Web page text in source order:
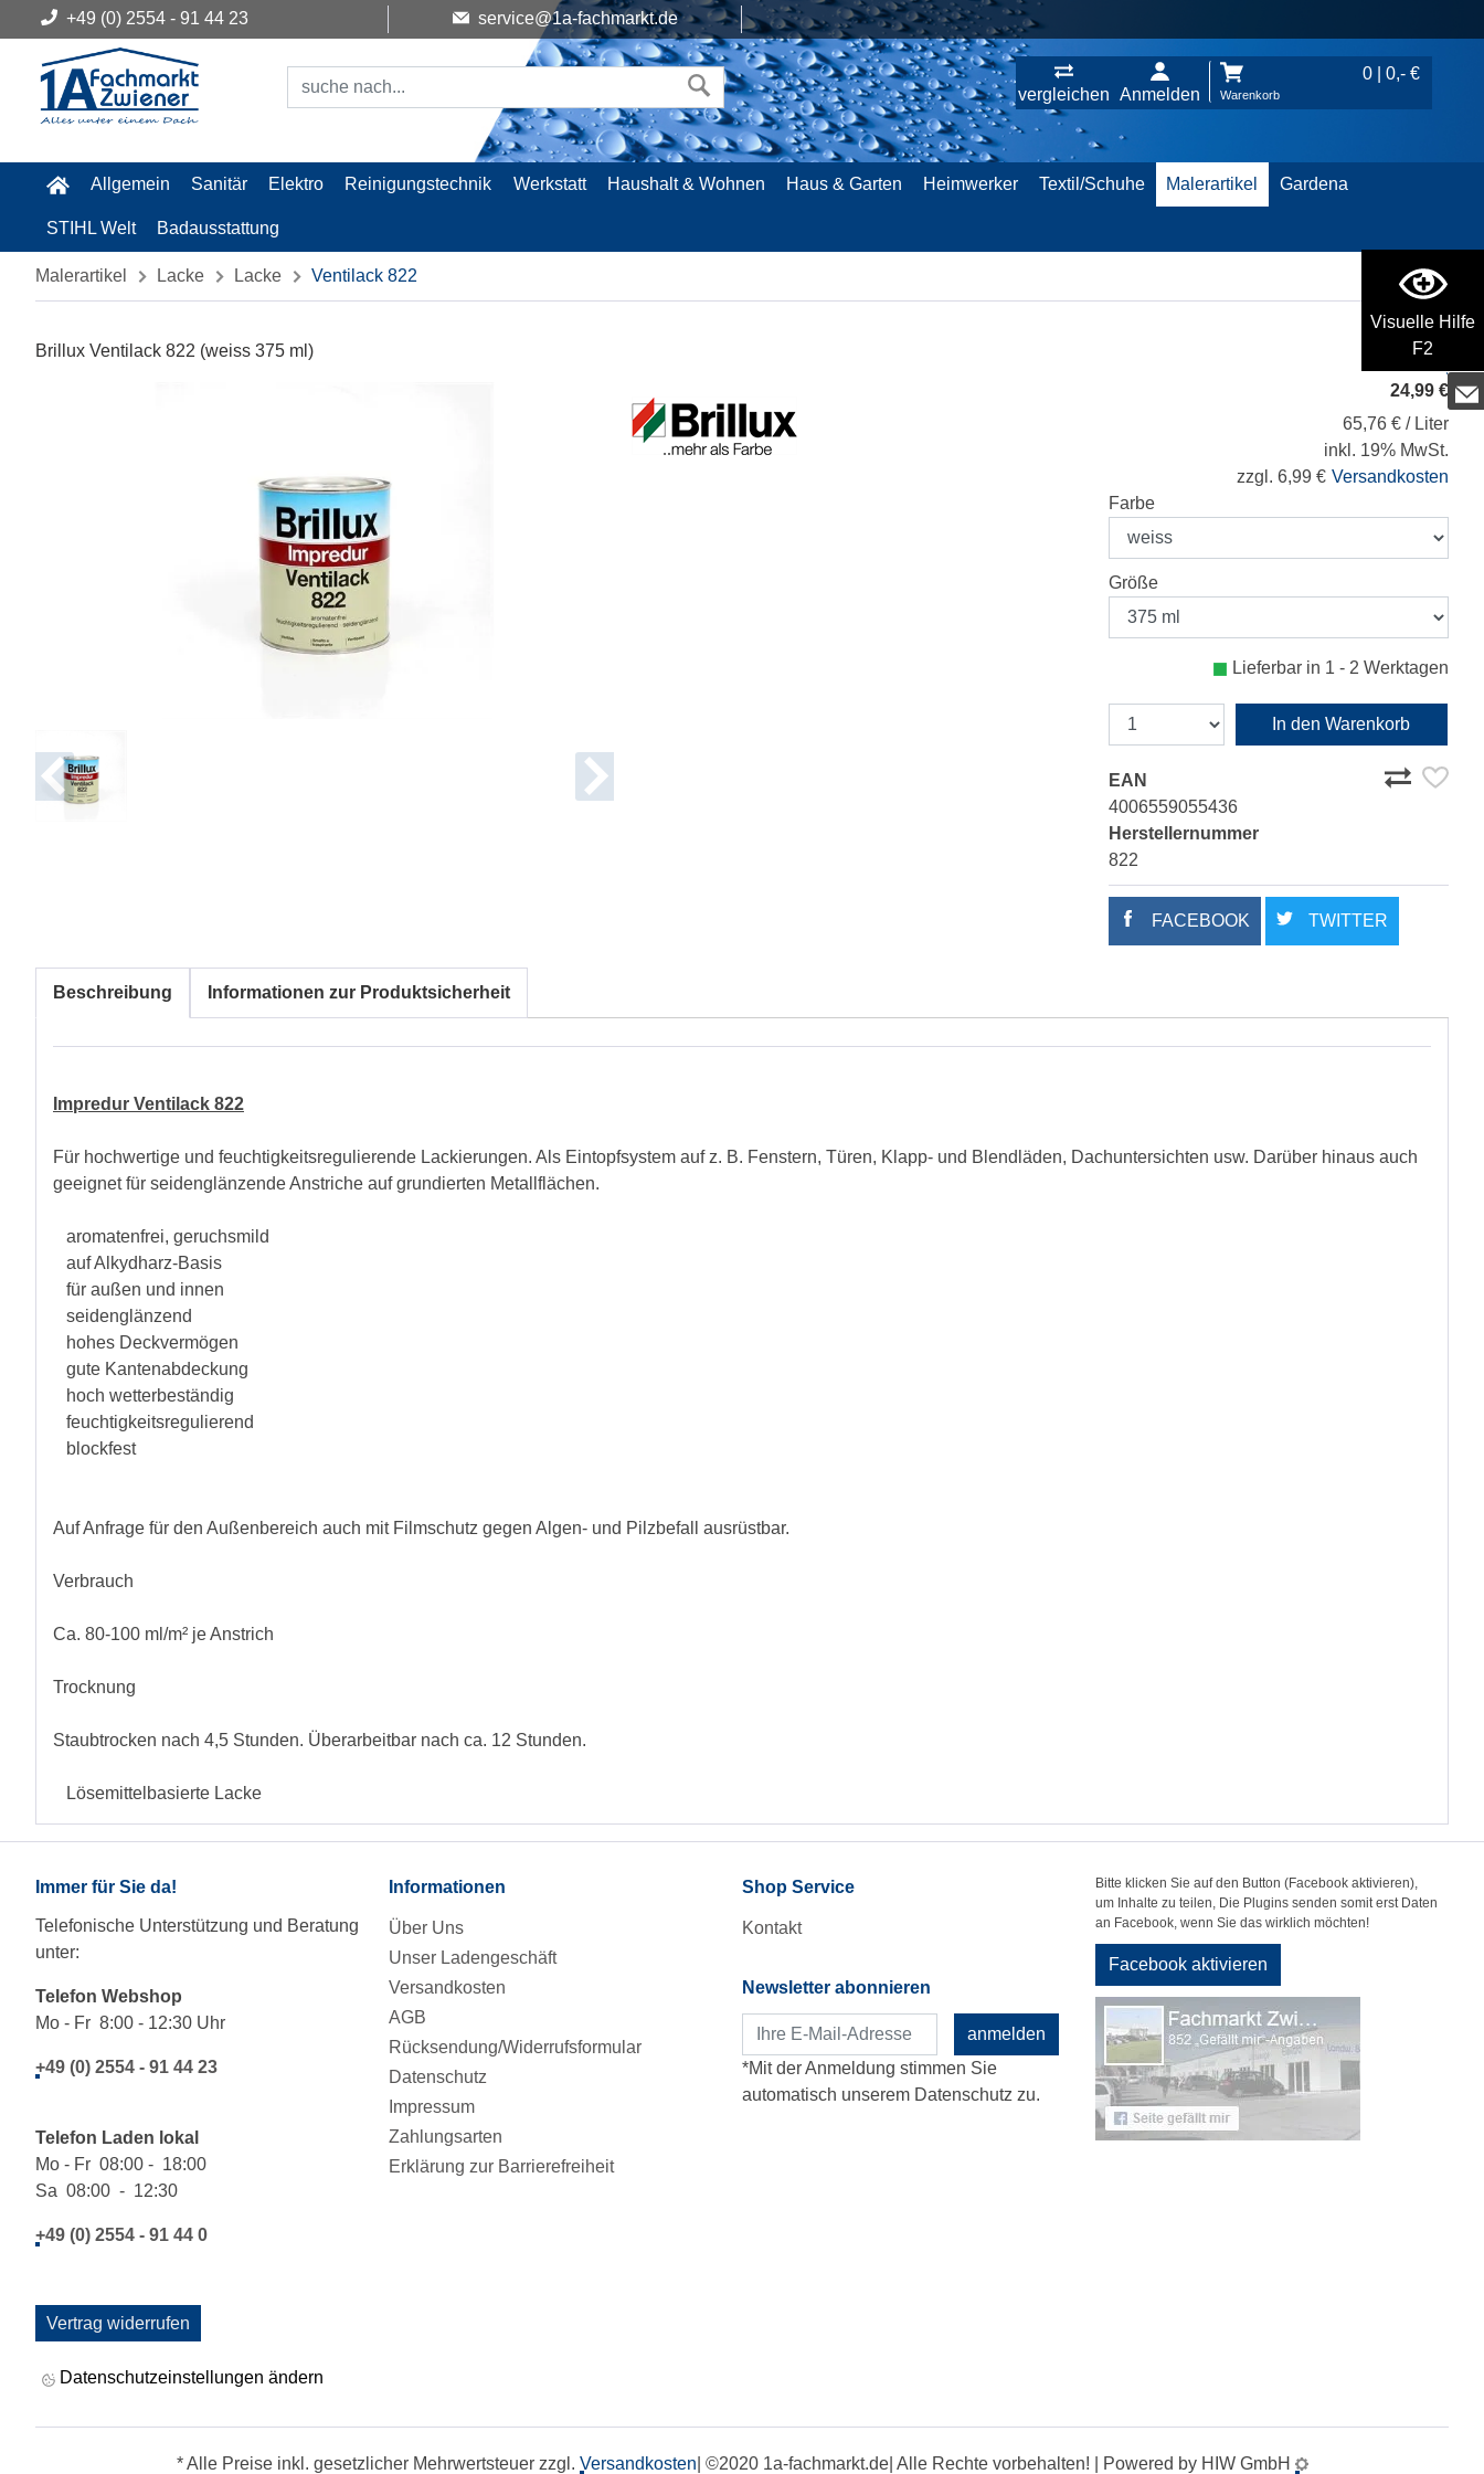
Visuelle Hilfe
F2
+49 (0) 2554 - 91 44 23 service@1a-fachmarkt.de
vergleichen Anmelden
0 | 0,- €
Warenkorb
Allgemein Sanitär Elektro Reinigungstechnik Werkstatt Haushalt & Wohnen Haus & Garten Heimwerker Textil/Schuhe Malerartikel Gardena
STIHL Welt Badausstattung
Malerartikel Lacke Lacke Ventilack 822
Brillux Ventilack 822 (weiss 375 ml)
24,99 €
65,76 € / Liter
inkl. 19% MwSt.
zzgl. 6,99 € Versandkosten
Farbe
Größe
Lieferbar in 1 - 2 Werktagen
In den Warenkorb
EAN
4006559055436
Herstellernummer
822
FACEBOOK TWITTER
Beschreibung Informationen zur Produktsicherheit
Impredur Ventilack 822
Für hochwertige und feuchtigkeitsregulierende Lackierungen. Als Eintopfsystem auf z. B. Fenstern, Türen, Klapp- und Blendläden, Dachuntersichten usw. Darüber hinaus auch
geeignet für seidenglänzende Anstriche auf grundierten Metallflächen.
aromatenfrei, geruchsmild
auf Alkydharz-Basis
für außen und innen
seidenglänzend
hohes Deckvermögen
gute Kantenabdeckung
hoch wetterbeständig
feuchtigkeitsregulierend
blockfest
Auf Anfrage für den Außenbereich auch mit Filmschutz gegen Algen- und Pilzbefall ausrüstbar.
Verbrauch
Ca. 80-100 ml/m² je Anstrich
Trocknung
Staubtrocken nach 4,5 Stunden. Überarbeitbar nach ca. 12 Stunden.
Lösemittelbasierte Lacke
Immer für Sie da!
Telefonische Unterstützung und Beratung
unter:
Telefon Webshop
Mo - Fr 8:00 - 12:30 Uhr
+49 (0) 2554 - 91 44 23
Telefon Laden lokal
Mo - Fr 08:00 - 18:00
Sa 08:00 - 12:30
+49 (0) 2554 - 91 44 0
Vertrag widerrufen
Datenschutzeinstellungen ändern
Informationen
Über Uns
Unser Ladengeschäft
Versandkosten
AGB
Rücksendung/Widerrufsformular
Datenschutz
Impressum
Zahlungsarten
Erklärung zur Barrierefreiheit
Shop Service
Kontakt
Newsletter abonnieren
anmelden
*Mit der Anmeldung stimmen Sie
automatisch unserem Datenschutz zu.
Bitte klicken Sie auf den Button (Facebook aktivieren),
um Inhalte zu teilen, Die Plugins senden somit erst Daten
an Facebook, wenn Sie das wirklich möchten!
Facebook aktivieren
* Alle Preise inkl. gesetzlicher Mehrwertsteuer zzgl. Versandkosten | ©2020 1a-fachmarkt.de| Alle Rechte vorbehalten! | Powered by HIW GmbH